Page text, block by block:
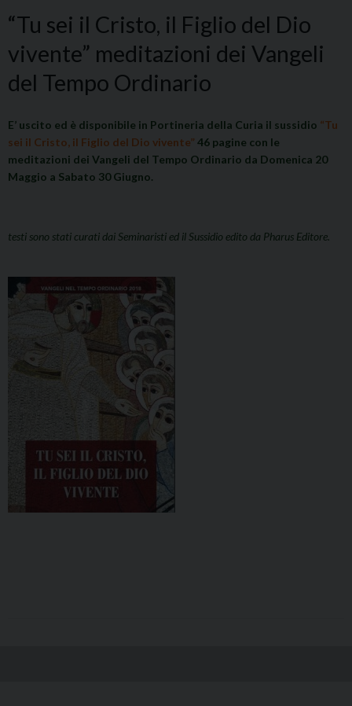
“Tu sei il Cristo, il Figlio del Dio
vivente” meditazioni dei Vangeli
del Tempo Ordinario
E’ uscito ed è disponibile in Portineria della Curia il sussidio “Tu
sei il Cristo, il Figlio del Dio vivente” 46 pagine con le
meditazioni dei Vangeli del Tempo Ordinario da Domenica 20
Maggio a Sabato 30 Giugno.
testi sono stati curati dai Seminaristi ed il Sussidio edito da Pharus Editore.